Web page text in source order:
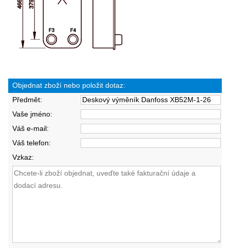
Objednat zboží nebo položit dotaz:
Předmět:
Vaše jméno:
Váš e-mail:
Váš telefon:
Vzkaz: